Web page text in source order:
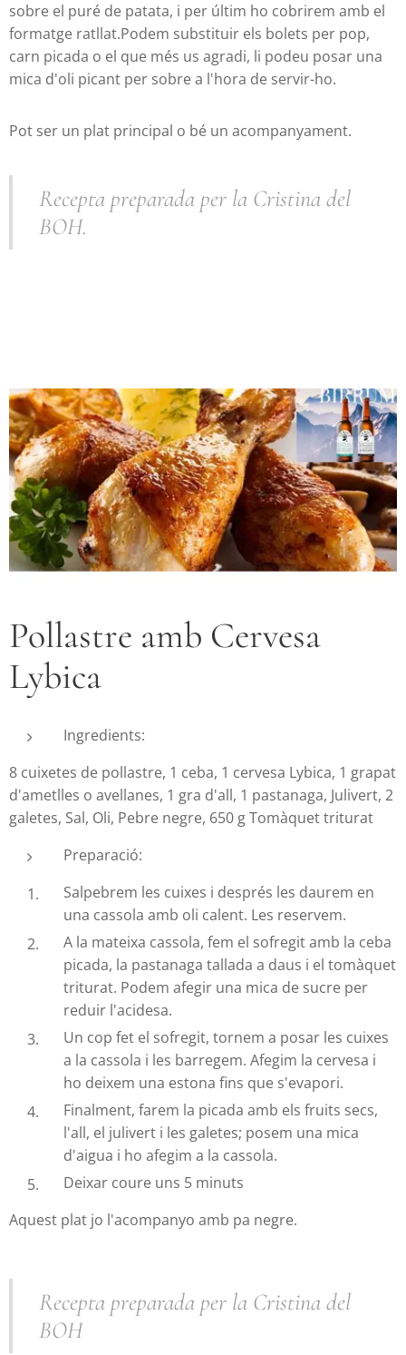
sobre el puré de patata, i per últim ho cobrirem amb el
formatge ratllat.Podem substituir els bolets per pop,
carn picada o el que més us agradi, li podeu posar una
mica d'oli picant per sobre a l'hora de servir-ho.
Pot ser un plat principal o bé un acompanyament.
Recepta preparada per la Cristina del
BOH.
Pollastre amb Cervesa
Lybica
Ingredients:
8 cuixetes de pollastre, 1 ceba, 1 cervesa Lybica, 1 grapat
d'ametlles o avellanes, 1 gra d'all, 1 pastanaga, Julivert, 2
galetes, Sal, Oli, Pebre negre, 650 g Tomàquet triturat
Preparació:
Salpebrem les cuixes i després les daurem en
una cassola amb oli calent. Les reservem.
A la mateixa cassola, fem el sofregit amb la ceba
picada, la pastanaga tallada a daus i el tomàquet
triturat. Podem afegir una mica de sucre per
reduir l'acidesa.
Un cop fet el sofregit, tornem a posar les cuixes
a la cassola i les barregem. Afegim la cervesa i
ho deixem una estona fins que s'evapori.
Finalment, farem la picada amb els fruits secs,
l'all, el julivert i les galetes; posem una mica
d'aigua i ho afegim a la cassola.
Deixar coure uns 5 minuts
Aquest plat jo l'acompanyo amb pa negre.
Recepta preparada per la Cristina del
BOH